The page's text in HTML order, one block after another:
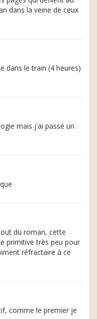
dans la veine de ceux
dans le train (4 heures)
mais j'ai passé un
du roman, cette
primitive très peu pour
réfractaire à ce
comme le premier je